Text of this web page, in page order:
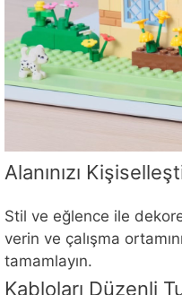
Alanınızı
Stil ve eğlence ile
verin ve çalışma
tamamlayın.
Kabloları Düzenli